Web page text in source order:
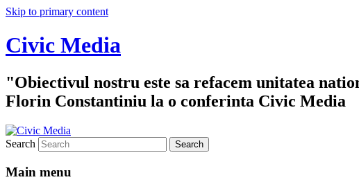
Skip to primary content
Civic Media
"Obiectivul nostru este sa refacem unitatea
Florin Constantiniu la o conferinta Civic Media
Search
Main menu